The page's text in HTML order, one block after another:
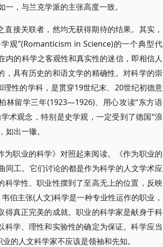
，与兰克学派的主张高度一致。
接关联者，然均无获得期待的结果。其实，
观”(Romanticism in Science)的一个典型代
的科学之客观性和真实性的迷信，即相信人
具有历史的和语文学的精确性。对科学的崇
性的学科，是贯穿19世纪末、20世纪初德意
林留学三年(1923—1926)、用心攻读“东方语
术观念，特别是史学观，一定受到了德国“浪
出一辙。
职业的科学》对照起来阅读。《作为职业的
同工。它们讨论的都是作为科学的人文学术应
学性、职业性摆到了至高无上的位置，反映
伯主张(人文)科学是一种专业性运作的职业，
真正完美的成就。职业的科学家是献身于科
学、理性和实验性的确定为保证。科学应当
的人文科学家不应该是领袖和先知。